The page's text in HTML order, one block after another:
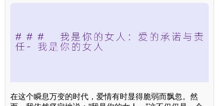
在这个瞬息万变的时代，爱情有时显得脆弱而飘忽。然